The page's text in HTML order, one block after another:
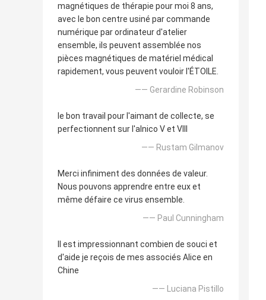
magnétiques de thérapie pour moi 8 ans,
avec le bon centre usiné par commande
numérique par ordinateur d'atelier
ensemble, ils peuvent assemblée nos
pièces magnétiques de matériel médical
rapidement, vous peuvent vouloir l'ÉTOILE.
—— Gerardine Robinson
le bon travail pour l'aimant de collecte, se
perfectionnent sur l'alnico V et VIII
—— Rustam Gilmanov
Merci infiniment des données de valeur.
Nous pouvons apprendre entre eux et
même défaire ce virus ensemble.
—— Paul Cunningham
Il est impressionnant combien de souci et
d'aide je reçois de mes associés Alice en
Chine
—— Luciana Pistillo